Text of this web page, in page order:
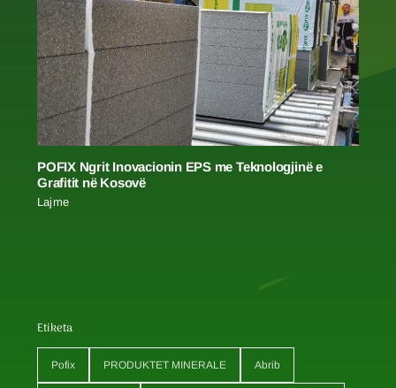
POFIX Ngrit Inovacionin EPS me Teknologjinë e
Grafitit në Kosovë
Lajme
Etiketa
Pofix PRODUKTET MINERALE Abrib